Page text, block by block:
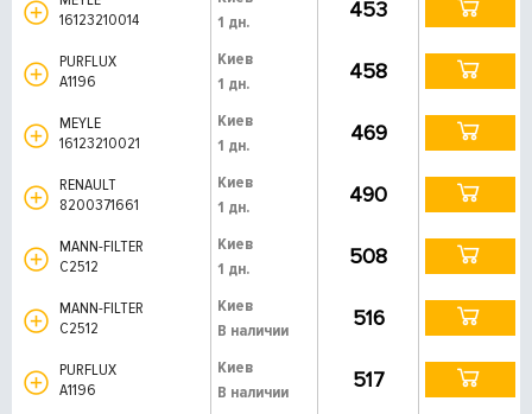
16123210014
1 дн.
453
PURFLUX
A1196
Киев
1 дн.
458
MEYLE
16123210021
Киев
1 дн.
469
RENAULT
8200371661
Киев
1 дн.
490
MANN-FILTER
C2512
Киев
1 дн.
508
MANN-FILTER
C2512
Киев
В наличии
516
PURFLUX
A1196
Киев
В наличии
517